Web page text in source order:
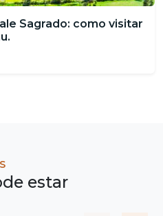
Sagrado: como visitar
estar